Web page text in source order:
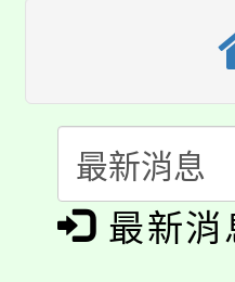
半價優
者。
份教師
大溪自
份教師
淨零綠
會
115年食
程
「本色
場熱烈
8/21下
最新消